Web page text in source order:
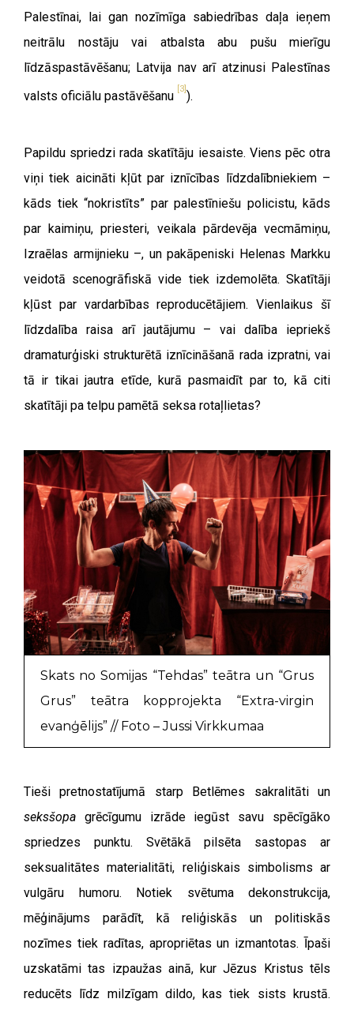
Palestīnai, lai gan nozīmīga sabiedrības daļa ieņem
neitrālu nostāju vai atbalsta abu pušu mierīgu
līdzāspastāvēšanu; Latvija nav arī atzinusi Palestīnas
valsts oficiālu pastāvēšanu
[3]
).
Papildu spriedzi rada skatītāju iesaiste. Viens pēc otra
viņi tiek aicināti kļūt par iznīcības līdzdalībniekiem –
kāds tiek “nokristīts” par palestīniešu policistu, kāds
par kaimiņu, priesteri, veikala pārdevēja vecmāmiņu,
Izraēlas armijnieku –, un pakāpeniski Helenas Markku
veidotā scenogrāfiskā vide tiek izdemolēta. Skatītāji
kļūst par vardarbības reproducētājiem. Vienlaikus šī
līdzdalība raisa arī jautājumu – vai dalība iepriekš
dramaturģiski strukturētā iznīcināšanā rada izpratni, vai
tā ir tikai jautra etīde, kurā pasmaidīt par to, kā citi
skatītāji pa telpu pamētā seksa rotaļlietas?
Skats no Somijas “Tehdas” teātra un “Grus
Grus” teātra kopprojekta “Extra-virgin
evanģēlijs” // Foto – Jussi Virkkumaa
Tieši pretnostatījumā starp Betlēmes sakralitāti un
seksšopa grēcīgumu izrāde iegūst savu spēcīgāko
spriedzes punktu. Svētākā pilsēta sastopas ar
seksualitātes materialitāti, reliģiskais simbolisms ar
vulgāru humoru. Notiek svētuma dekonstrukcija,
mēģinājums parādīt, kā reliģiskās un politiskās
nozīmes tiek radītas, apropriētas un izmantotas. Īpaši
uzskatāmi tas izpaužas ainā, kur Jēzus Kristus tēls
reducēts līdz milzīgam dildo, kas tiek sists krustā.